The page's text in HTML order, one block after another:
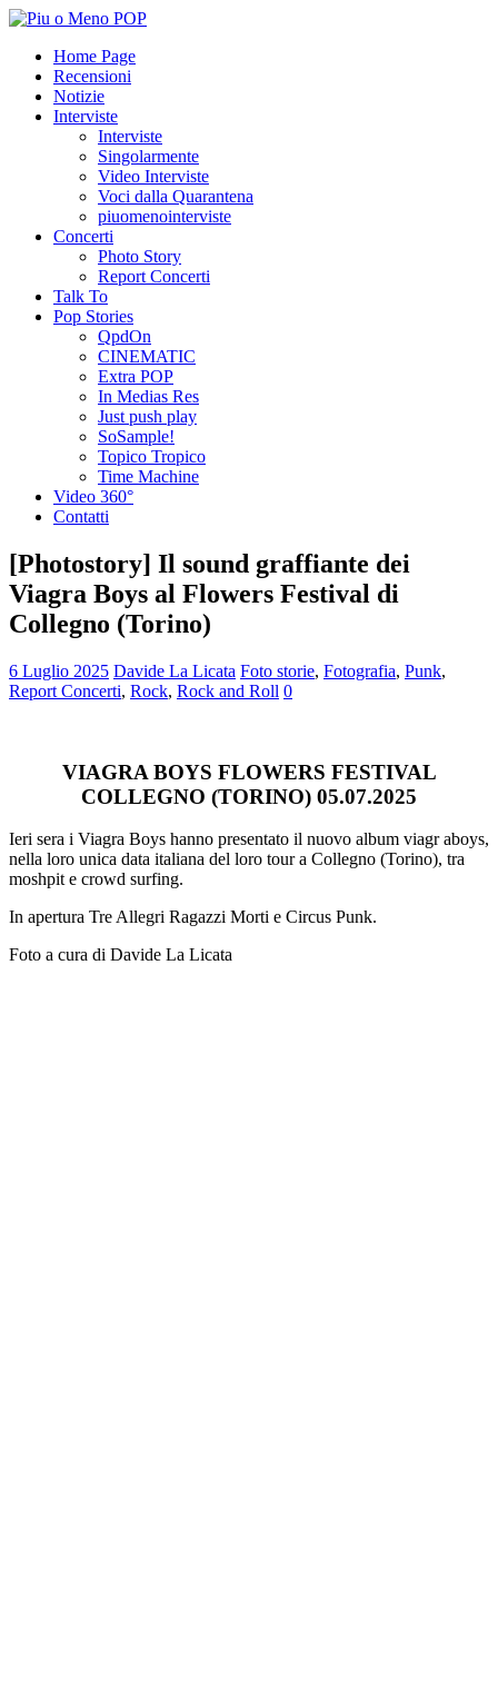
Home Page
Recensioni
Notizie
Interviste
Interviste
Singolarmente
Video Interviste
Voci dalla Quarantena
piuomenointerviste
Concerti
Photo Story
Report Concerti
Talk To
Pop Stories
QpdOn
CINEMATIC
Extra POP
In Medias Res
Just push play
SoSample!
Topico Tropico
Time Machine
Video 360°
Contatti
[Photostory] Il sound graffiante dei
Viagra Boys al Flowers Festival di
Collegno (Torino)
6 Luglio 2025 Davide La Licata Foto storie, Fotografia, Punk,
Report Concerti, Rock, Rock and Roll 0
VIAGRA BOYS FLOWERS FESTIVAL
COLLEGNO (TORINO) 05.07.2025
Ieri sera i Viagra Boys hanno presentato il nuovo album viagr aboys,
nella loro unica data italiana del loro tour a Collegno (Torino), tra
moshpit e crowd surfing.
In apertura Tre Allegri Ragazzi Morti e Circus Punk.
Foto a cura di Davide La Licata